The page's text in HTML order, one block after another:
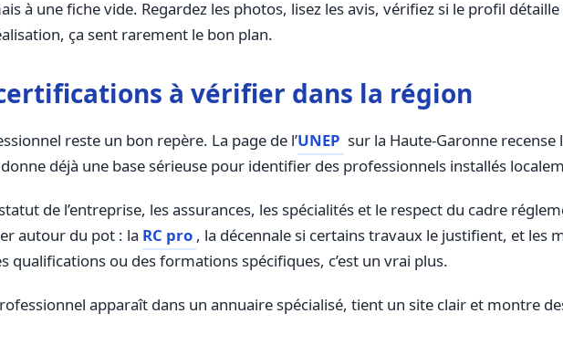
à une fiche vide. Regardez les photos, lisez les avis, vérifiez si le profil
ça sent rarement le bon plan.
à vérifier dans la région
reste un bon repère. La page de l’UNEP sur la Haute-Garonne
déjà une base sérieuse pour identifier des professionnels installés
de l’entreprise, les assurances, les spécialités et le respect du cadre
autour du pot : la RC pro , la décennale si certains travaux le justifient, et les
qualifications ou des formations spécifiques, c’est un vrai plus.
apparaît dans un annuaire spécialisé, tient un site clair et montre